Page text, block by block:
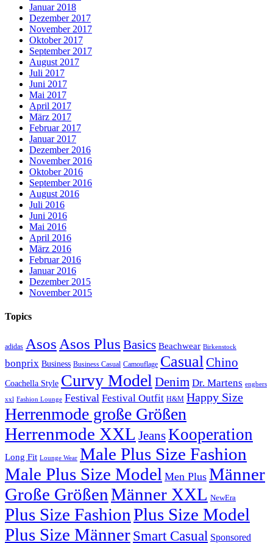
Januar 2018
Dezember 2017
November 2017
Oktober 2017
September 2017
August 2017
Juli 2017
Juni 2017
Mai 2017
April 2017
März 2017
Februar 2017
Januar 2017
Dezember 2016
November 2016
Oktober 2016
September 2016
August 2016
Juli 2016
Juni 2016
Mai 2016
April 2016
März 2016
Februar 2016
Januar 2016
Dezember 2015
November 2015
Topics
adidas Asos Asos Plus Basics Beachwear Birkenstock
bonprix Business Business Casual Camouflage CasualChino
Coachella Style Curvy ModelDenim Dr. Martens engbers
xxl Fashion Lounge Festival Festival Outfit H&M Happy Size
Herrenmode große Größen
Herrenmode XXL JeansKooperation
Long Fit Lounge Wear Male Plus Size Fashion
Male Plus Size Model Men Plus Männer
Große GrößenMänner XXL NewEra
Plus Size FashionPlus Size Model
Plus Size MännerSmart Casual Sponsored